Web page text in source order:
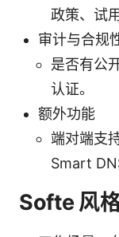
政策、试
审计与合规
是否有公
认证。
额外功能
端对端支
Smart
Softe 风